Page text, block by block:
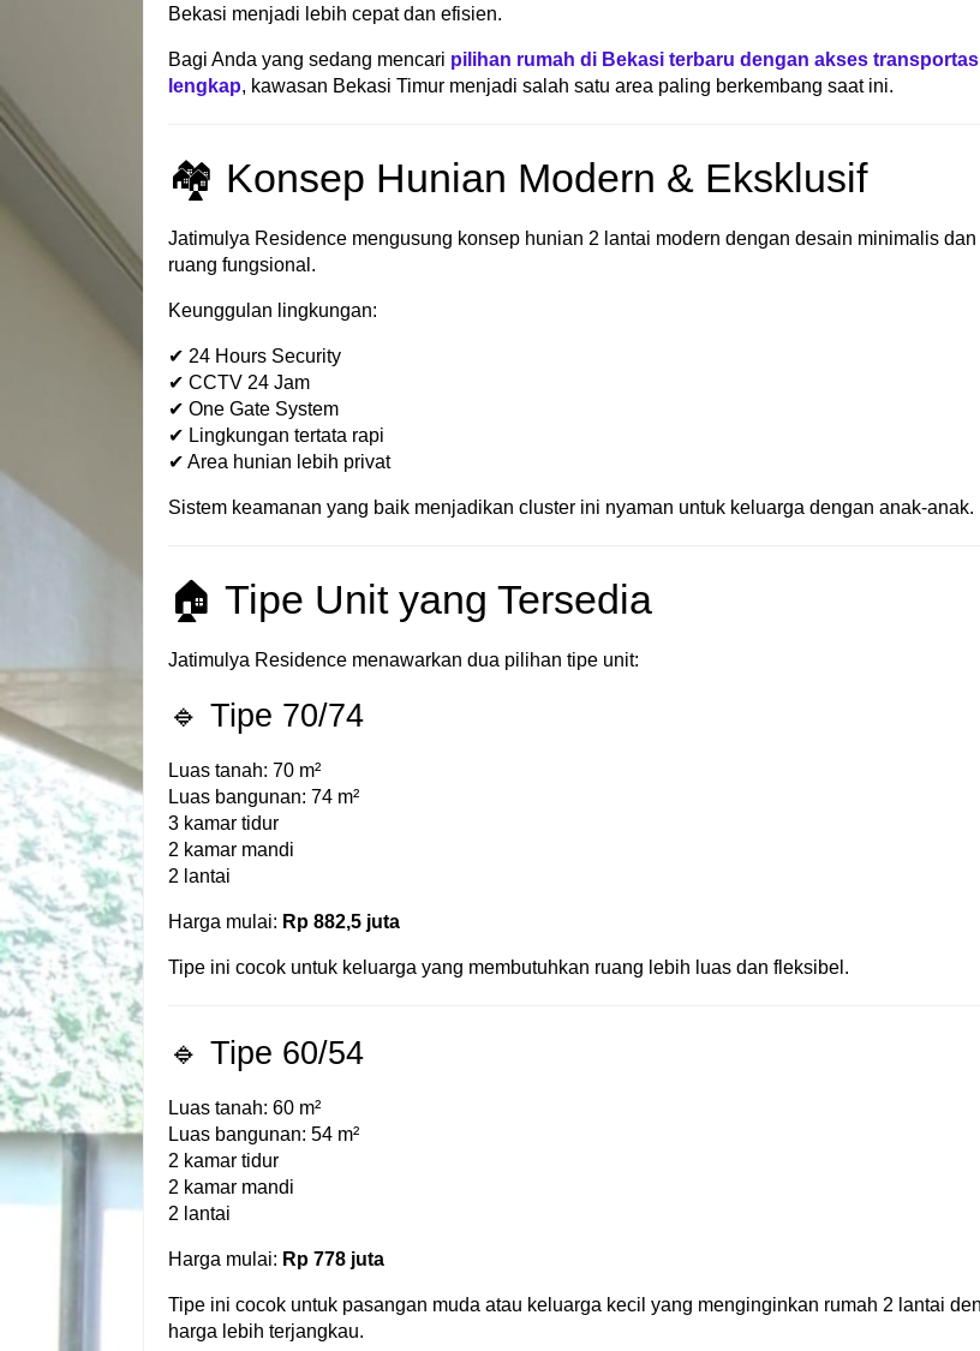
Bekasi menjadi lebih cepat dan efisien.
Bagi Anda yang sedang mencari pilihan rumah di Bekasi terbaru dengan akses
lengkap, kawasan Bekasi Timur menjadi salah satu area paling berkembang saat ini.
🏘 Konsep Hunian Modern & Eksklusif
Jatimulya Residence mengusung konsep hunian 2 lantai modern dengan desain minimalis dan
ruang fungsional.
Keunggulan lingkungan:
✔ 24 Hours Security
✔ CCTV 24 Jam
✔ One Gate System
✔ Lingkungan tertata rapi
✔ Area hunian lebih privat
Sistem keamanan yang baik menjadikan cluster ini nyaman untuk keluarga dengan anak-anak.
🏠 Tipe Unit yang Tersedia
Jatimulya Residence menawarkan dua pilihan tipe unit:
🔹 Tipe 70/74
Luas tanah: 70 m²
Luas bangunan: 74 m²
3 kamar tidur
2 kamar mandi
2 lantai
Harga mulai: Rp 882,5 juta
Tipe ini cocok untuk keluarga yang membutuhkan ruang lebih luas dan fleksibel.
🔹 Tipe 60/54
Luas tanah: 60 m²
Luas bangunan: 54 m²
2 kamar tidur
2 kamar mandi
2 lantai
Harga mulai: Rp 778 juta
Tipe ini cocok untuk pasangan muda atau keluarga kecil yang menginginkan rumah 2 lantai
harga lebih terjangkau.